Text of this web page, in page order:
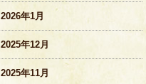
2026年1月
2025年12月
2025年11月